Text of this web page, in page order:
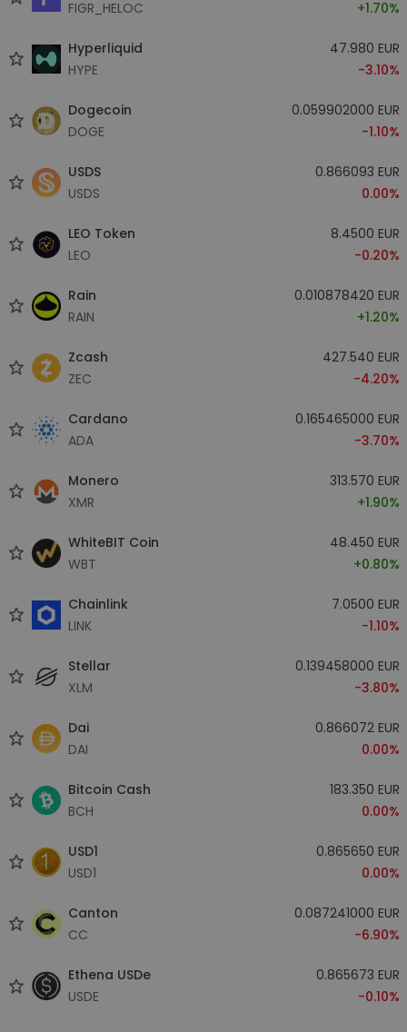
FIGR_HELOC
+1.70%
Hyperliquid
HYPE
47.980 EUR
-3.10%
Dogecoin
DOGE
0.059902000 EUR
-1.10%
USDS
USDS
0.866093 EUR
0.00%
LEO Token
LEO
8.4500 EUR
-0.20%
Rain
RAIN
0.010878420 EUR
+1.20%
Zcash
ZEC
427.540 EUR
-4.20%
Cardano
ADA
0.165465000 EUR
-3.70%
Monero
XMR
313.570 EUR
+1.90%
WhiteBIT Coin
WBT
48.450 EUR
+0.80%
Chainlink
LINK
7.0500 EUR
-1.10%
Stellar
XLM
0.139458000 EUR
-3.80%
Dai
DAI
0.866072 EUR
0.00%
Bitcoin Cash
BCH
183.350 EUR
0.00%
USD1
USD1
0.865650 EUR
0.00%
Canton
CC
0.087241000 EUR
-6.90%
Ethena USDe
USDE
0.865673 EUR
-0.10%